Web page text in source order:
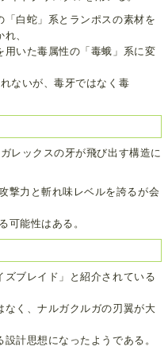
「白蛇」系とランポスの素材を
、
用いた毒属性の「毒蛾」系に変
ないが、毒牙ではなく毒
レックスの牙が飛び出す構造に
撃力と斬れ味レベルを誇るが会
可能性はある。
ブレイド」と紹介されている
なく、ナルガクルガの刃翼が大
計思想になったようである。